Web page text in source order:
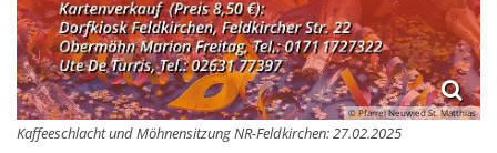
© Pfarrei Neuwied St. Matthias
Kaffeeschlacht und Möhnensitzung NR-Feldkirchen: 27.02.2025